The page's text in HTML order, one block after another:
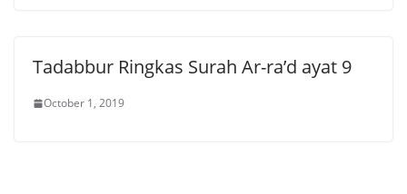
Tadabbur Ringkas Surah Ar-ra’d ayat 9
October 1, 2019